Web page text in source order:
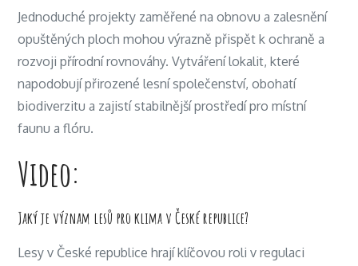
Jednoduché projekty zaměřené na obnovu a zalesnění
opuštěných ploch mohou výrazně přispět k ochraně a
rozvoji přírodní rovnováhy. Vytváření lokalit, které
napodobují přirozené lesní společenství, obohatí
biodiverzitu a zajistí stabilnější prostředí pro místní
faunu a flóru.
Video:
Jaký je význam lesů pro klima v České republice?
Lesy v České republice hrají klíčovou roli v regulaci